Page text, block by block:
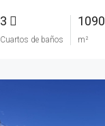
3
Cuartos de baños
1090
m²